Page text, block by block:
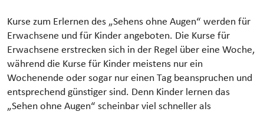
Kurse zum Erlernen des „Sehens ohne Augen“ werden für
Erwachsene und für Kinder angeboten. Die Kurse für
Erwachsene erstrecken sich in der Regel über eine Woche,
während die Kurse für Kinder meistens nur ein
Wochenende oder sogar nur einen Tag beanspruchen und
entsprechend günstiger sind. Denn Kinder lernen das
„Sehen ohne Augen“ scheinbar viel schneller als